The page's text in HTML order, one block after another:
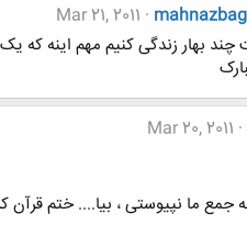
Mar 21, 2011
بهار زندگی کنیم مهم اینه که
Mar 20, 2011
جمع ما نپیوستی ، بیا.... ختم قرآن